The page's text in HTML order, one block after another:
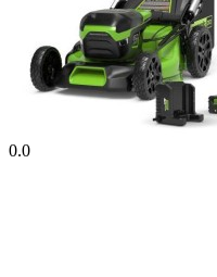
0.0